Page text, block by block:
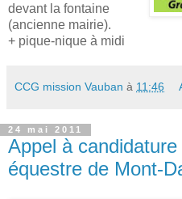
devant la fontaine
(ancienne mairie).
+ pique-nique à midi
CCG mission Vauban à 11:46
24 mai 2011
Appel à
équestre de Mont-